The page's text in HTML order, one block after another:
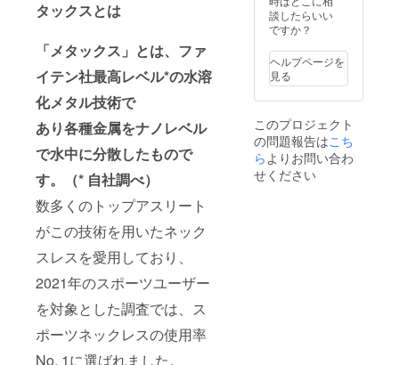
タックスとは
「メタックス」とは、ファ
イテン社最高レベル*の水溶
化メタル技術で
あり各種金属をナノレベル
で水中に分散したもので
す。（* 自社調べ）
数多くのトップアスリート
がこの技術を用いたネック
スレスを愛用しており、
2021年のスポーツユーザー
を対象とした調査では、ス
ポーツネックレスの使用率
No. 1に選ばれました。
たしま
す。 ＊
は、男
女フ
リーサ
イズで
談したらいい
ですか？
ヘルプページを
見る
このプロジェクト
の問題報告はこち
ら よりお問い合わ
せください